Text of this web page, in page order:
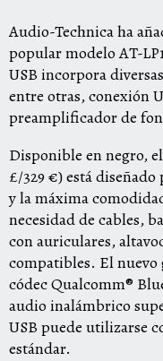
Audio-Technica ha
popular modelo AT-
USB incorpora
entre otras, conexión
preamplificador de
Disponible en negro,
£/329 €) está
y la máxima
necesidad de cables,
con auriculares,
compatibles. El nuevo
códec Qualcomm®
audio inalámbrico
USB puede utilizarse
estándar.